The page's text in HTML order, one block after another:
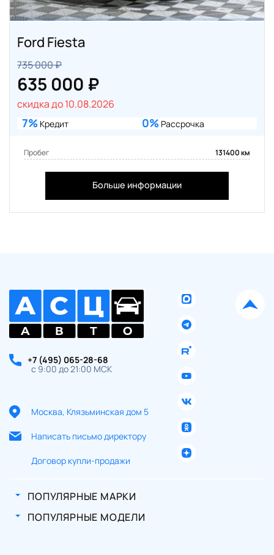
Ford Fiesta
735 000 ₽
635 000 ₽
скидка до 10.08.2026
7% Кредит 0% Рассрочка
Пробег 131400 км
Больше информации
+7 (495) 065-28-68
с 9:00 до 21:00 МСК
Москва, Клязьминская дом 5
Написать письмо директору
Договор купли-продажи
ПОПУЛЯРНЫЕ МАРКИ
ПОПУЛЯРНЫЕ МОДЕЛИ